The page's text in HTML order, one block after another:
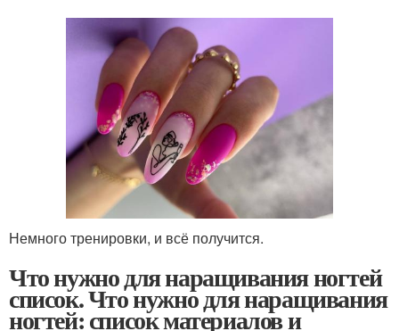
Немного тренировки, и всё получится.
Что нужно для наращивания ногтей
список. Что нужно для наращивания
ногтей: список материалов и